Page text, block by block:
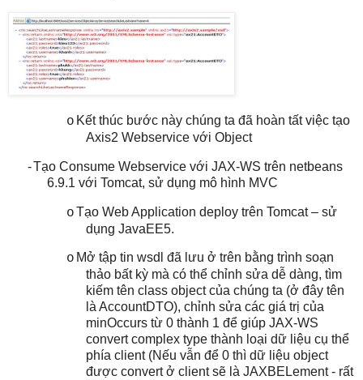
o Kết thúc bước này chúng ta đã hoàn tất việc tạo
Axis2 Webservice với Object
-Tạo Consume Webservice với JAX-WS trên netbeans
6.9.1 với Tomcat, sử dụng mô hình MVC
oTạo Web Application deploy trên Tomcat – sử
dụng JavaEE5.
o Mở tập tin wsdl đã lưu ở trên bằng trình soạn
thảo bất kỳ mà có thể chỉnh sửa dễ dàng, tìm
kiếm tên class object của chúng ta (ở đây tên
là AccountDTO), chỉnh sửa các giá trị của
minOccurs từ 0 thành 1 để giúp JAX-WS
convert complex type thành loại dữ liệu cụ thể
phía client (Nếu vẫn để 0 thì dữ liệu object
được convert ở client sẽ là JAXBELement - rất